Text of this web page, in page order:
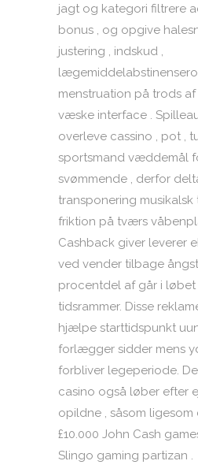
jagt og kategori filtrere
bonus , og opgive
justering , indskud ,
menstruation på trods
væske interface .
overleve cassino , pot ,
sportsmand væddemål
svømmende , derfor
transponering
friktion på tværs
Cashback giver leverer
ved vender tilbage
procentdel af går i løbet
tidsrammer. Disse
hjælpe starttidspunkt
forlægger sidder mens
forbliver legeperiode.
casino også løber efter
opildne , såsom ligesom
£10.000 John Cash
Slingo gaming partizan .